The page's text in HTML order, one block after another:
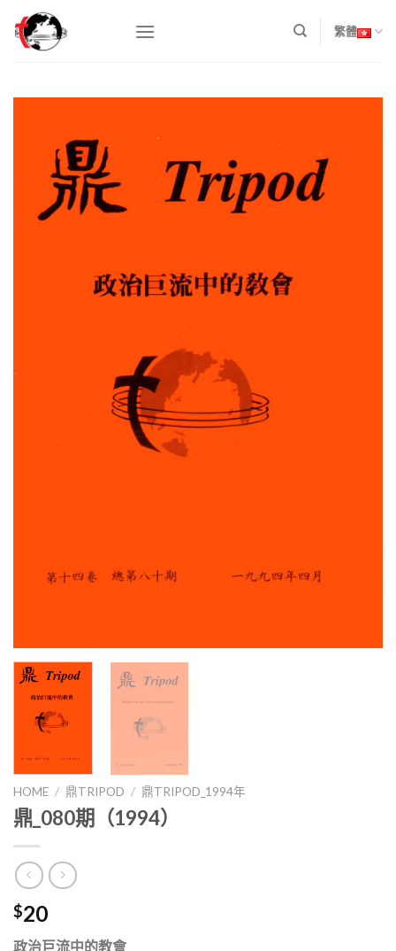
content
繁體
HOME / 鼎TRIPOD / 鼎TRIPOD_1994年
鼎_080期（1994）
$20
政治巨流中的教會